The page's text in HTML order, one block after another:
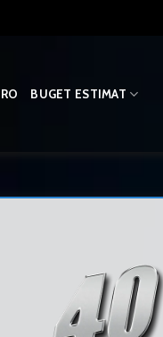
BUGET ESTIMAT